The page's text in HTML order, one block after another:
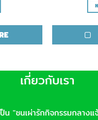
เกี่ยวกับเรา
ป็น "ชนเผ่ารักกิจกรรมกลางแ